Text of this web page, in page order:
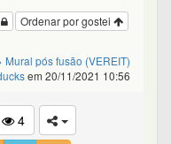
Ordenar por gostei
Mural pós fusão (VEREIT)
em 20/11/2021 10:56
4